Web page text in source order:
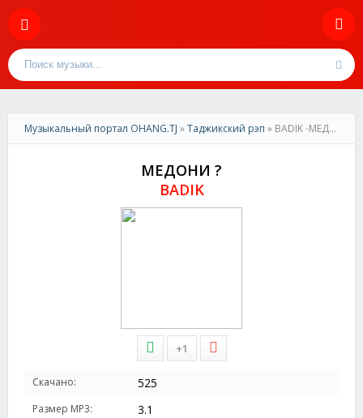
Музыкальный портал OHANG.TJ »Таджикский рэп » BADIK -МЕДОНИ ?
МЕДОНИ ?
BADIK
+1
Скачано: 525
Размер MP3: 3.1